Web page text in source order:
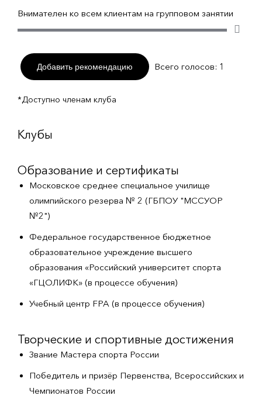
Внимателен ко всем клиентам на групповом занятии
Добавить рекомендацию Всего голосов: 1
*Доступно членам клуба
Клубы
Образование и сертификаты
Московское среднее специальное училище
олимпийского резерва № 2 (ГБПОУ "МССУОР
№2")
Федеральное государственное бюджетное
образовательное учреждение высшего
образования «Российский университет спорта
«ГЦОЛИФК» (в процессе обучения)
Учебный центр FPA (в процессе обучения)
Творческие и спортивные достижения
Звание Мастера спорта России
Победитель и призёр Первенства, Всероссийских и
Чемпионатов России